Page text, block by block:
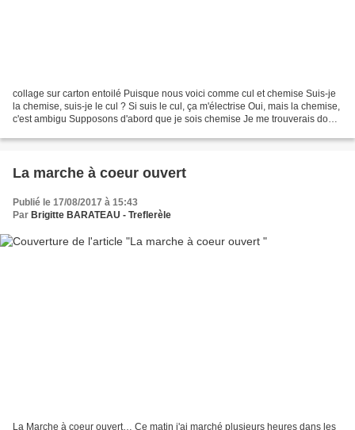
collage sur carton entoilé Puisque nous voici comme cul et chemise Suis-je
la chemise, suis-je le cul ? Si suis le cul, ça m'électrise Oui, mais la chemise,
c'est ambigu Supposons d'abord que je sois chemise Je me trouverais donc
La marche à coeur ouvert
Publié le 17/08/2017 à 15:43
Par Brigitte BARATEAU - Treflerèle
La Marche à coeur ouvert… Ce matin j'ai marché plusieurs heures dans les